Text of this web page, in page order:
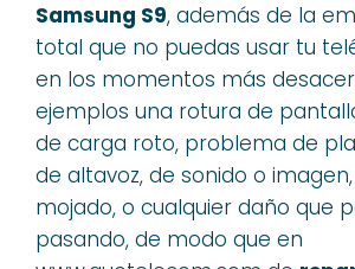
Samsung S9, además de la
total que no puedas usar tu
en los momentos más
ejemplos una rotura de
de carga roto, problema de
de altavoz, de sonido o
mojado, o cualquier daño que
pasando, de modo que en